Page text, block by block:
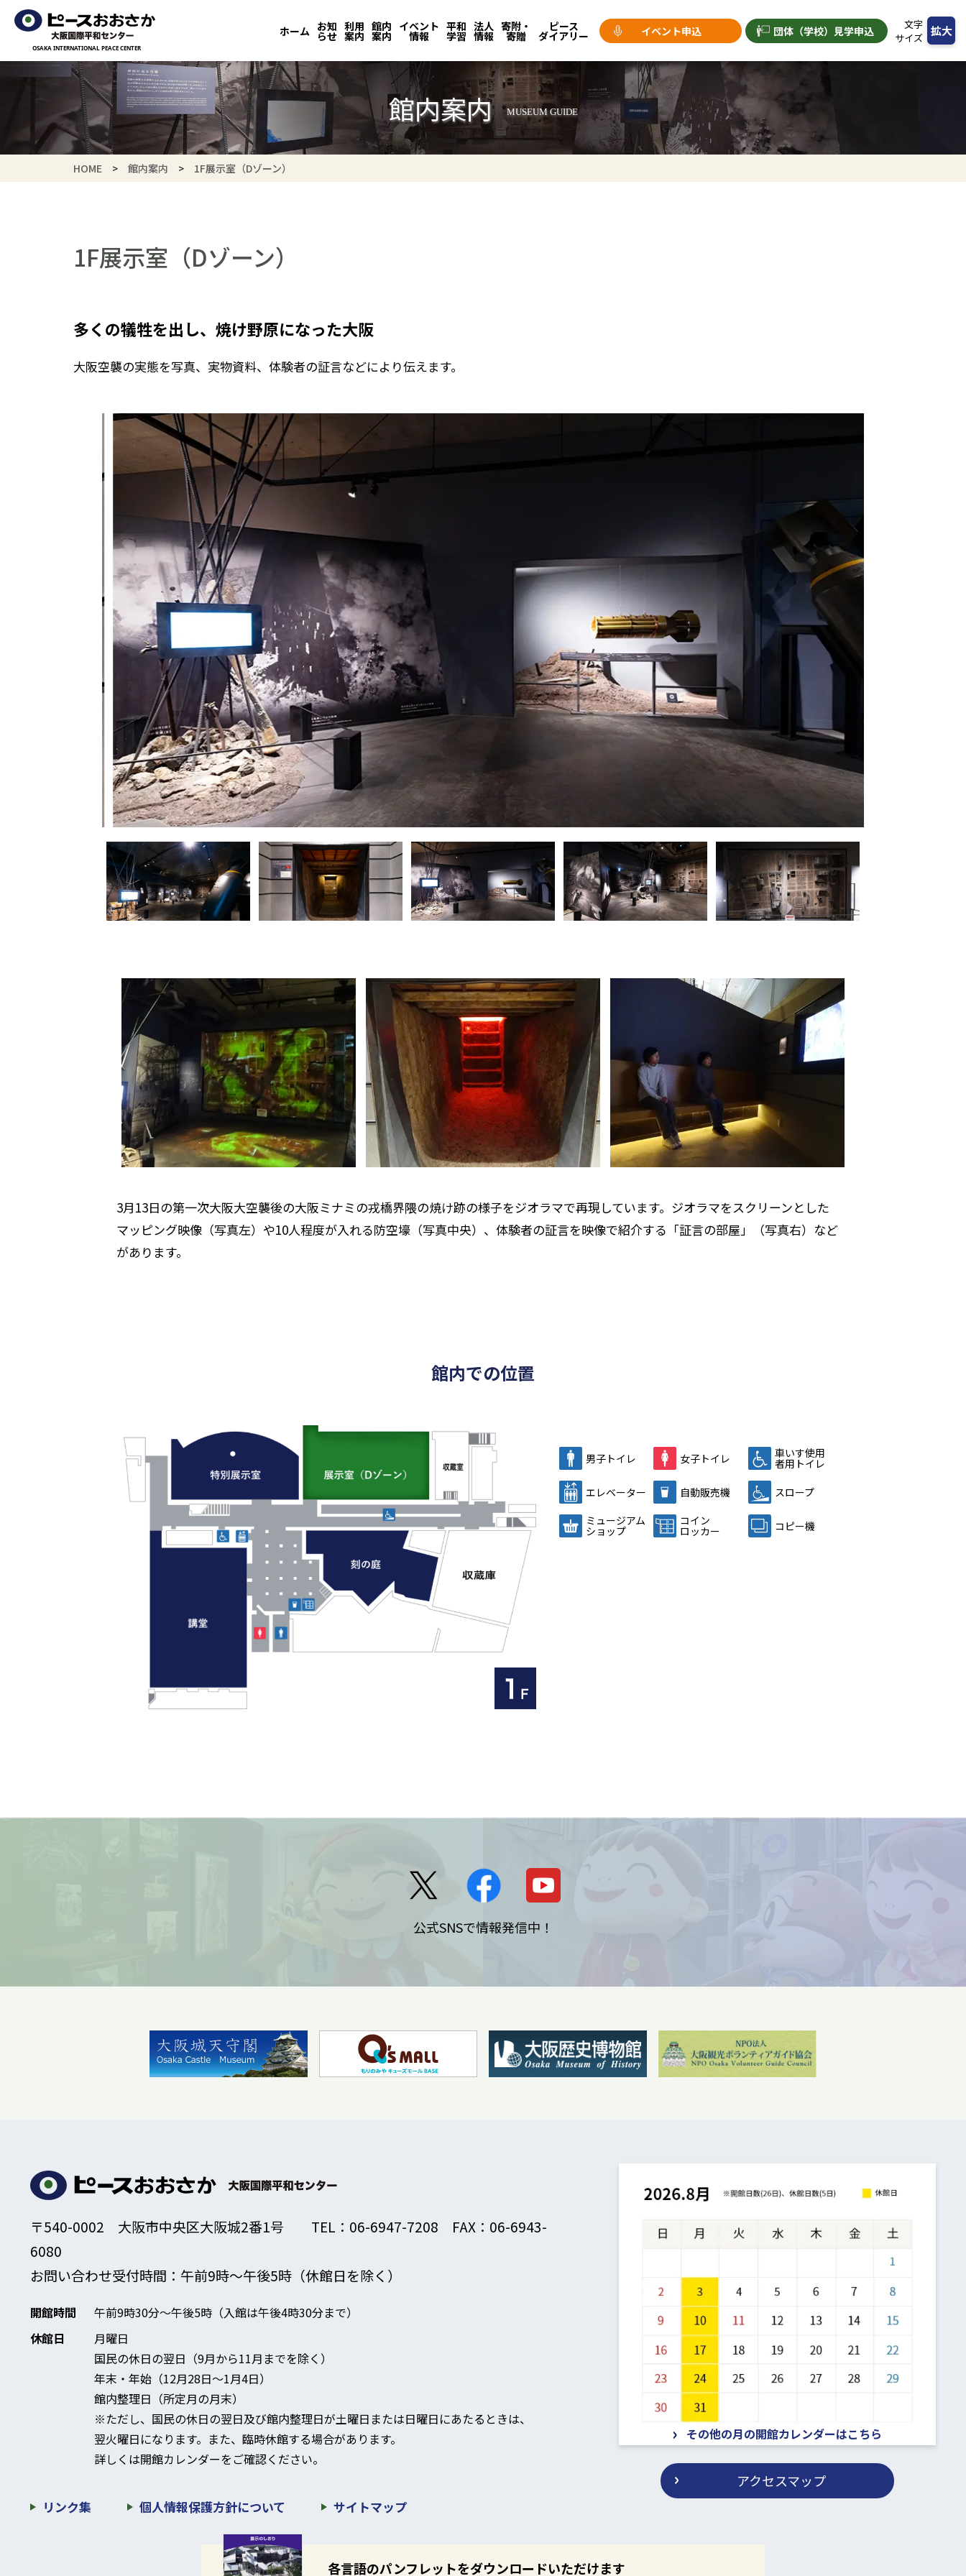
ホーム お知
らせ
利用
案内
館内
案内
イベント
情報
平和
学習
法人
情報
寄附・
寄贈
ピース
ダイアリー イベント申込 団体（学校） 見学申込
文字
サイズ 拡大
館内案内 MUSEUM GUIDE
HOME 館内案内 1F展示室（Dゾーン）
1F展示室 （Dゾーン）
多くの犠牲を出し、 焼け野原になった大阪
大阪空襲の実態を写真、実物資料、体験者の証言などにより伝えます。
3月13日の第一次大阪大空襲後の大阪ミナミの戎橋界隈の焼け跡の様子をジオラマで再現しています。ジオラマをスクリーンとした
マッピング映像（写真左）や10人程度が入れる防空壕（写真中央）、体験者の証言を映像で紹介する「証言の部屋」（写真右）など
があります。
館内での位置
男子トイレ 女子トイレ 車いす使用
者用トイレ
エレベーター
自動販売機
スロープ
ミュージアム
ショップ
コイン
ロッカー コピー機
公式SNSで情報発信中！
〒540-0002 大阪市中央区大阪城2番1号
TEL：06-6947-7208 FAX：06-6943-
6080
お問い合わせ受付時間：午前9時～午後5時 （休館日を除く）
開館時間 午前9時30分～午後5時 （入館は午後4時30分まで）
休館日
月曜日
国民の休日の翌日（9月から11月までを除く）
年末・年始（12月28日～1月4日）
館内整理日（所定月の月末）
※ただし、国民の休日の翌日及び館内整理日が土曜日または日曜日にあたるときは、
翌火曜日になります。 また、臨時休館する場合があります。
詳しくは開館カレンダーをご確認ください。
リンク集 個人情報保護方針について サイトマップ
その他の月の開館カレンダーはこちら
アクセスマップ
各言語のパンフレットをダウンロードいただけます